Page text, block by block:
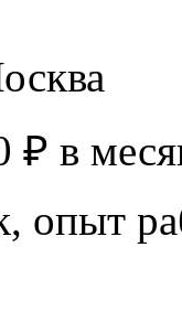
₽ в
опыт